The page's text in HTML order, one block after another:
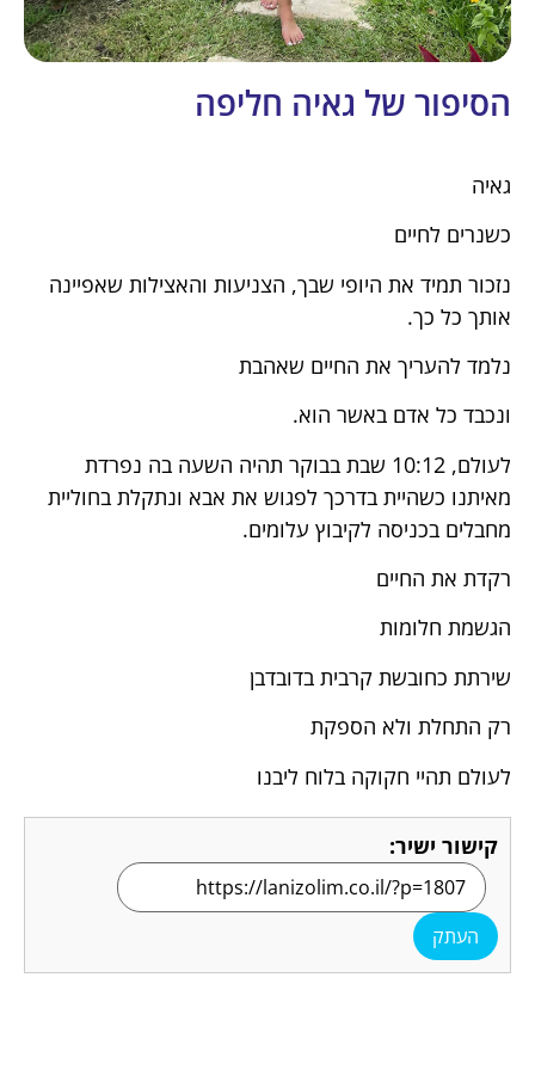
הסיפור של גאיה חליפה
גאיה
כשנרים לחיים
נזכור תמיד את היופי שבך, הצניעות והאצילות שאפיינה
אותך כל כך.
נלמד להעריך את החיים שאהבת
ונכבד כל אדם באשר הוא.
לעולם, 10:12 שבת בבוקר תהיה השעה בה נפרדת
מאיתנו כשהיית בדרכך לפגוש את אבא ונתקלת בחוליית
מחבלים בכניסה לקיבוץ עלומים.
רקדת את החיים
הגשמת חלומות
שירתת כחובשת קרבית בדובדבן
רק התחלת ולא הספקת
לעולם תהיי חקוקה בלוח ליבנו
קישור ישיר:
העתק